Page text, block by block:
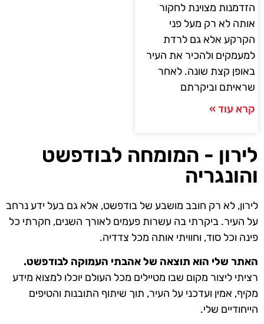
הזדמנות מצוינת לחקור
אותה לא רק מעל פני
הקרקע אלא גם לרדת
למעמקים ולהכיר את העיר
באופן קצת שונה. לאחר
שראיתם וביקרתם
קרא עוד »
לירון - המומחה לבודפשט
והונגריה
לירון, לא רק חובב מושבע של בודפשט, אלא גם בעל ידע נרחב
על העיר. ביקרתי בה עשרות פעמים לאורך השנים, חקרתי כל
פינה וכל סוד, וחוויתי אותה מכל צדדיה.
האתר שלי הוא תוצאה של אהבתי העמוקה לבודפשט.
רציתי ליצור מקום שבו מטיילים מכל העולם יוכלו למצוא מידע
מקיף, אמין ועדכני על העיר, תוך שיתוף התובנות והטיפים
הייחודיים שלי.